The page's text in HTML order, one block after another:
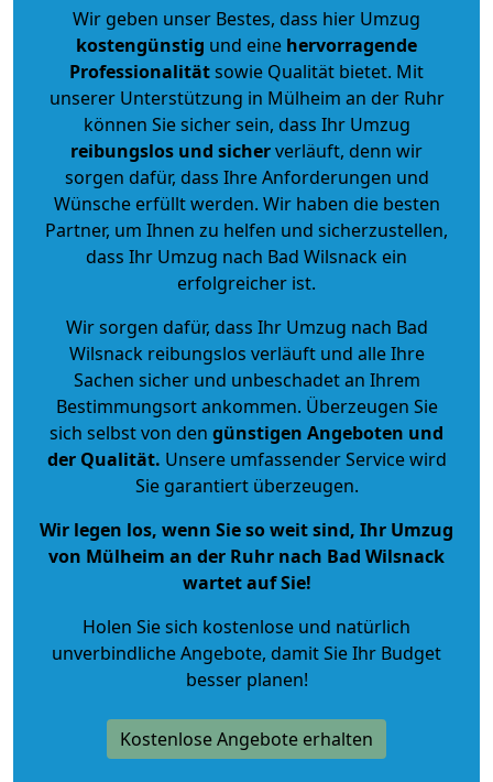
Wir geben unser Bestes, dass hier Umzug
kostengünstig und eine hervorragende
Professionalitätsowie Qualität bietet. Mit
unserer Unterstützung in Mülheim an der Ruhr
können Sie sicher sein, dass Ihr Umzug
reibungslos und sicherverläuft, denn wir
sorgen dafür, dass Ihre Anforderungen und
Wünsche erfüllt werden. Wir haben die besten
Partner, um Ihnen zu helfen und sicherzustellen,
dass Ihr Umzug nach Bad Wilsnack ein
erfolgreicher ist.
Wir sorgen dafür, dass Ihr Umzug nach Bad
Wilsnack reibungslos verläuft und alle Ihre
Sachen sicher und unbeschadet an Ihrem
Bestimmungsort ankommen. Überzeugen Sie
sich selbst von den günstigen Angeboten und
der Qualität. Unsere umfassender Service wird
Sie garantiert überzeugen.
Wir legen los, wenn Sie so weit sind, Ihr Umzug
von Mülheim an der Ruhr nach Bad Wilsnack
wartet auf Sie!
Holen Sie sich kostenlose und natürlich
unverbindliche Angebote, damit Sie Ihr Budget
besser planen!
Kostenlose Angebote erhalten